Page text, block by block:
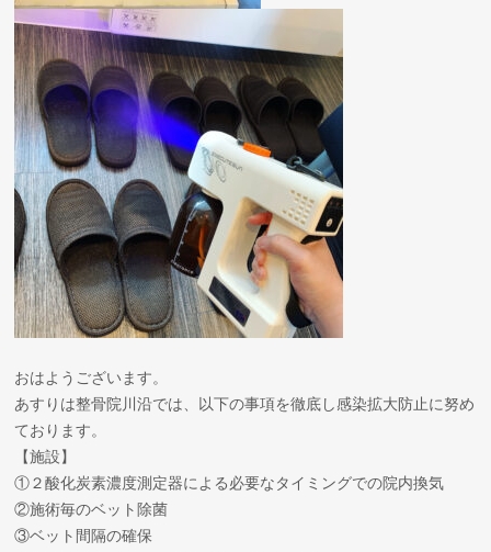
おはようございます。
あすりは整骨院川沿では、以下の事項を徹底し感染拡大防止に努め
ております。
【施設】
①２酸化炭素濃度測定器による必要なタイミングでの院内換気
②施術毎のベット除菌
③ベット間隔の確保